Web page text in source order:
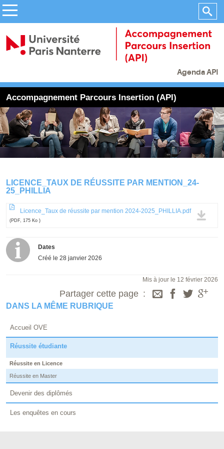
Agenda API
Accompagnement Parcours Insertion (API)
LICENCE_TAUX DE RÉUSSITE PAR MENTION_24-
25_PHILLIA
Licence_Taux de réussite par mention 2024-2025_PHILLIA.pdf
(PDF, 175 Ko )
Dates
Créé le 28 janvier 2026
Mis à jour le 12 février 2026
Partager cette page
DANS LA MÊME RUBRIQUE
Accueil OVE
Réussite étudiante
Réussite en Licence
Réussite en Master
Devenir des diplômés
Les enquêtes en cours